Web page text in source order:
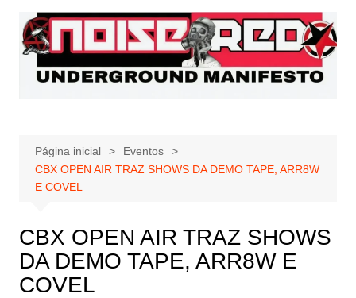
para
conteúdo
Página inicial
Eventos
CBX OPEN AIR TRAZ SHOWS DA DEMO TAPE, ARR8W
E COVEL
CBX OPEN AIR TRAZ SHOWS
DA DEMO TAPE, ARR8W E
COVEL